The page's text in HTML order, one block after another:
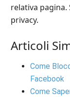
relativa
privacy.
Articoli
Come
Facebook
Come